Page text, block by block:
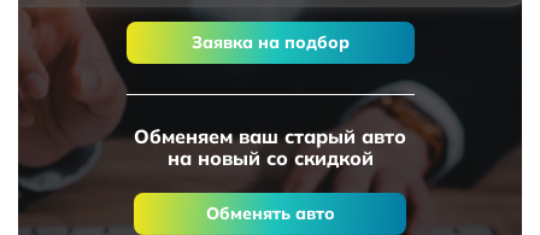
Заявка на подбор
Обменяем ваш старый авто
на новый со скидкой
Обменять авто